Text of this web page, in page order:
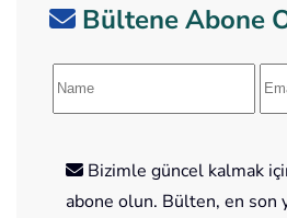
Bültene Abone
Bizimle güncel kalmak
abone olun. Bülten, en son